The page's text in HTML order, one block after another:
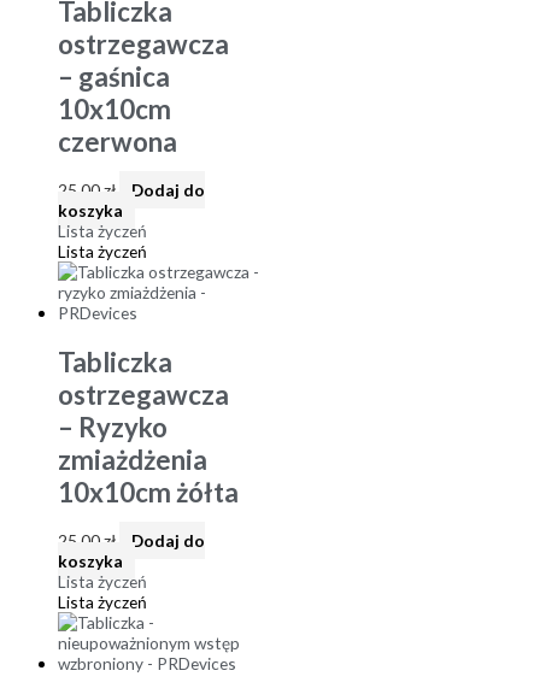
Tabliczka
ostrzegawcza
– gaśnica
10x10cm
czerwona
25,00zł
Dodaj do
koszyka
Lista życzeń
Lista życzeń
Tabliczka
ostrzegawcza
– Ryzyko
zmiażdżenia
10x10cm żółta
25,00zł
Dodaj do
koszyka
Lista życzeń
Lista życzeń